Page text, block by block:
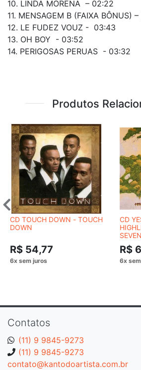
10. LINDA MORENA – 02:22
11. MENSAGEM B (FAIXA BÔNUS)
12. LE FUDEZ VOUZ - 03:43
13. OH BOY - 03:52
14. PERIGOSAS PERUAS - 03:32
Produtos
CD TOUCH DOWN - TOUCH
DOWN
R$ 54,77
CD
R$
Contatos
(11) 9 9845-9273
(11) 9 9845-9273
contato@kantodoartista.com.br